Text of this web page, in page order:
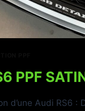
PPF
d’une Audi RS6 :